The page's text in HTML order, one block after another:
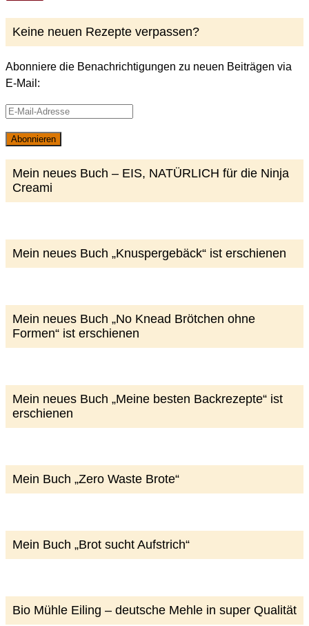
Keine neuen Rezepte verpassen?
Abonniere die Benachrichtigungen zu neuen Beiträgen via
E-Mail:
E-
Adresse
Abonnieren
Mein neues Buch – EIS, NATÜRLICH für die Ninja
Creami
Mein neues Buch „Knuspergebäck“ ist erschienen
Mein neues Buch „No Knead Brötchen ohne
Formen“ ist erschienen
Mein neues Buch „Meine besten Backrezepte“ ist
erschienen
Mein Buch „Zero Waste Brote“
Mein Buch „Brot sucht Aufstrich“
Bio Mühle Eiling – deutsche Mehle in super Qualität